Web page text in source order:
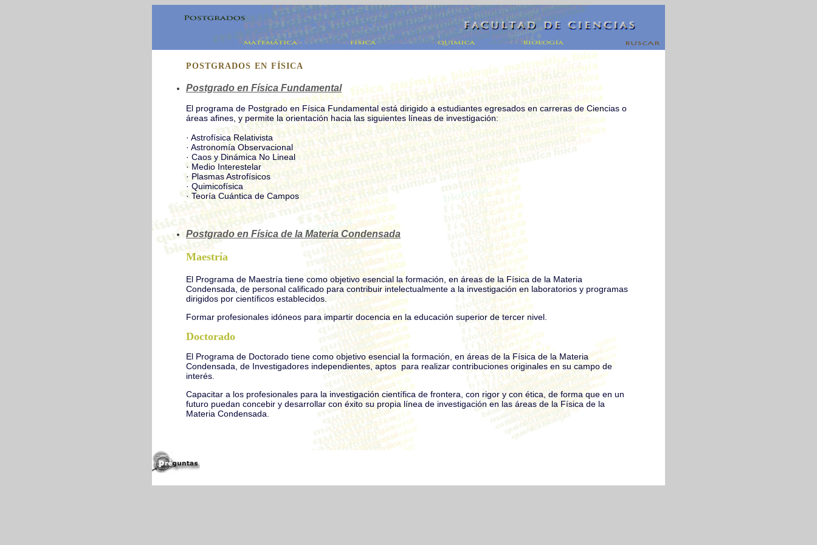
POSTGRADOS EN FÍSICA
Postgrado en Física Fundamental
El programa de Postgrado en Física Fundamental está dirigido a estudiantes egresados en carreras de Ciencias o
áreas afines, y permite la orientación hacia las siguientes líneas de investigación:
· Astrofísica Relativista
· Astronomía Observacional
· Caos y Dinámica No Lineal
· Medio Interestelar
· Plasmas Astrofísicos
· Quimicofísica
· Teoría Cuántica de Campos
Postgrado en Física de la Materia Condensada
Maestría
El Programa de Maestría tiene como objetivo esencial la formación, en áreas de la Física de la Materia
Condensada, de personal calificado para contribuir intelectualmente a la investigación en laboratorios y programas
dirigidos por científicos establecidos.
Formar profesionales idóneos para impartir docencia en la educación superior de tercer nivel.
Doctorado
El Programa de Doctorado tiene como objetivo esencial la formación, en áreas de la Física de la Materia
Condensada, de Investigadores independientes, aptos para realizar contribuciones originales en su campo de
interés.
Capacitar a los profesionales para la investigación científica de frontera, con rigor y con ética, de forma que en un
futuro puedan concebir y desarrollar con éxito su propia línea de investigación en las áreas de la Física de la
Materia Condensada.